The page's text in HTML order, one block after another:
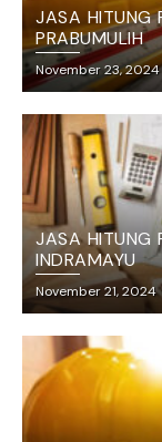
JASA HITUNG
PRABUMULIH
November 23, 2024
JASA HITUNG
INDRAMAYU
November 21, 2024